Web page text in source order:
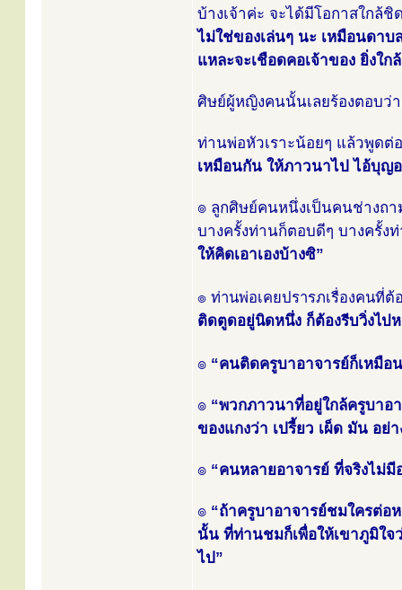
บ้างเจ้าค่ะ จะได้มีโอกาสใกล้
ไม่ใช่ของเล่นๆ นะ เหมือนดา
แหละจะเชือดคอเจ้าของ ยิ่งใ
ศิษย์ผู้หญิงคนนั้นเลยร้องตอบว่า
ท่านพ่อหัวเราะน้อยๆ แล้วพูดต่
เหมือนกัน ให้ภาวนาไป ไอ้บุญ
๏ ลูกศิษย์คนหนึ่งเป็นคนช่างถา
บางครั้งท่านก็ตอบดีๆ บางครั้ง
ให้คิดเอาเองบ้างซิ”
๏ ท่านพ่อเคยปรารภเรื่องคนที่
ติดตูดอยู่นิดหนึ่ง ก็ต้องรีบวิ่งไปห
๏ “คนติดครูบาอาจารย์ก็เหมือ
๏ “พวกภาวนาที่อยู่ใกล้ครูบาอ
ของแกงว่า เปรี้ยว เผ็ด มัน อย่า
๏ “คนหลายอาจารย์ ที่จริงไม่มี
๏ “ถ้าครูบาอาจารย์ชมใครต่
นั้น ที่ท่านชมก็เพื่อให้เขาภูมิใจ
ไป”